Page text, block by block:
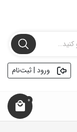
ورود | ثبت‌نام
0